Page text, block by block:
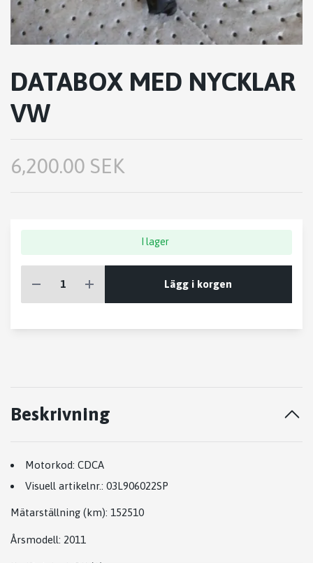
DATABOX MED NYCKLAR
VW
6,200.00 SEK
I lager
Lägg i korgen
Beskrivning
Motorkod: CDCA
Visuell artikelnr.: 03L906022SP
Mätarställning (km): 152510
Årsmodell: 2011